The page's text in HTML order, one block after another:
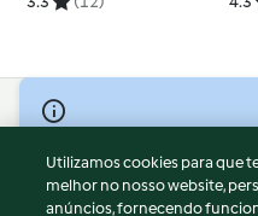
© Copyright 2026
Termos de Utilização
Aviso sobre Proteção de Dados
Utilizamos cookies para que
melhor no nosso website,
anúncios, fornecendo